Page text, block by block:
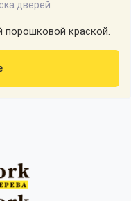
порошковой краской.